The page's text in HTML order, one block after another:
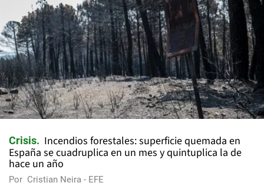
Crisis
Incendios forestales: superficie quemada en
España se cuadruplica en un mes y quintuplica la de
hace un año
Por Cristian Neira - EFE